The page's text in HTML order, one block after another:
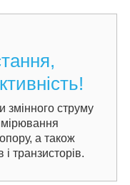
змінного струму
а також
і транзисторів.